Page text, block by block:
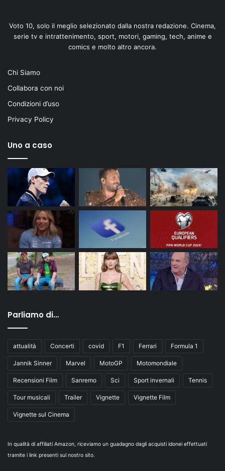
Voto 10, solo il meglio selezionato dalla nostra redazione. Cinema,
serie tv e intrattenimento, sport, motori, gaming, tech, anime e
comics e molto altro ancora.
Chi Siamo
Collabora con noi
Condizioni d’uso
Privacy Policy
Uno a caso
Parliamo di…
attualità Concerti covid F1 Ferrari Formula 1
Jannik Sinner Marvel MotoGP Motomondiale
Recensioni Film Sanremo Sci Sport invernali Tennis
Tour musicali Trailer Vignette Vignette Film
Vignette sul Cinema
In qualità di affiliati Amazon, riceviamo un guadagno dagli acquisti idonei effettuati
tramite i link presenti sul nostro sito.